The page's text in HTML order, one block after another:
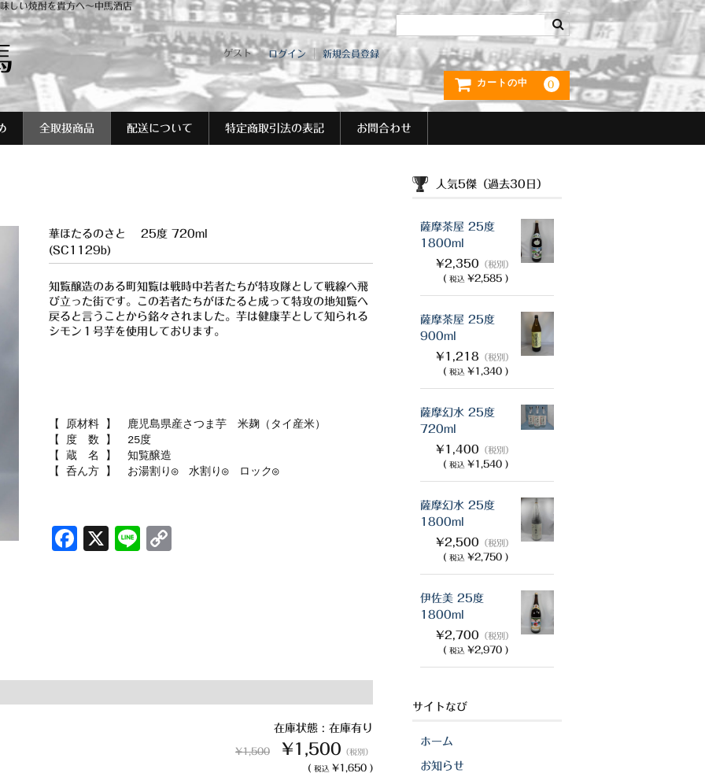
しい焼酎を貴方へ～中馬酒店
ゲスト ログイン 新規会員登録
カートの中 0
全取扱商品 配送について 特定商取引法の表記 お問合わせ
華ほたるのさと 25度 720ml
(SC1129b)
知覧醸造のある町知覧は戦時中若者たちが特攻隊として戦線へ飛
び立った街です。この若者たちがほたると成って特攻の地知覧へ
戻ると言うことから銘々されました。芋は健康芋として知られる
シモン１号芋を使用しております。
【 原材料 】 鹿児島県産さつま芋 米麹（タイ産米）
【 度 数 】 25度
【 蔵 名 】 知覧醸造
【 呑ん方 】 お湯割り◎ 水割り◎ ロック◎
F
X
Li
在庫状態 : 在庫有り
¥1,500 ¥1,500 （税別）
( 税込 ¥1,650 )
人気5傑（過去30日）
薩摩茶屋 25度
1800ml
¥2,350 （税別）
( 税込 ¥2,585 )
薩摩茶屋 25度
900ml
¥1,218 （税別）
( 税込 ¥1,340 )
薩摩幻水 25度
720ml
¥1,400 （税別）
( 税込 ¥1,540 )
薩摩幻水 25度
1800ml
¥2,500 （税別）
( 税込 ¥2,750 )
伊佐美 25度
1800ml
¥2,700 （税別）
( 税込 ¥2,970 )
サイトなび
ホーム
お知らせ